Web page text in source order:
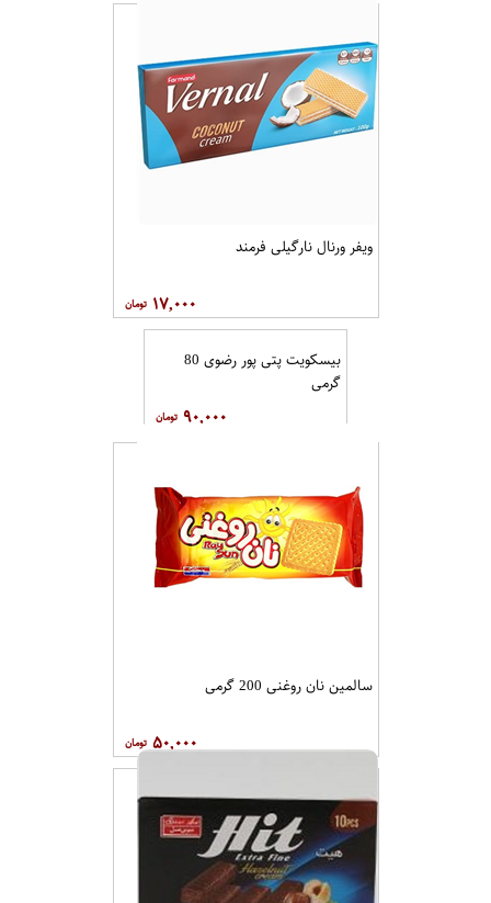
ویفر ورنال نارگیلی فرمند
۱۷,۰۰۰
بیسکویت پتی پور رضوی 80
گرمی
۹۰,۰۰۰
سالمین نان روغنی 200 گرمی
۵۰,۰۰۰